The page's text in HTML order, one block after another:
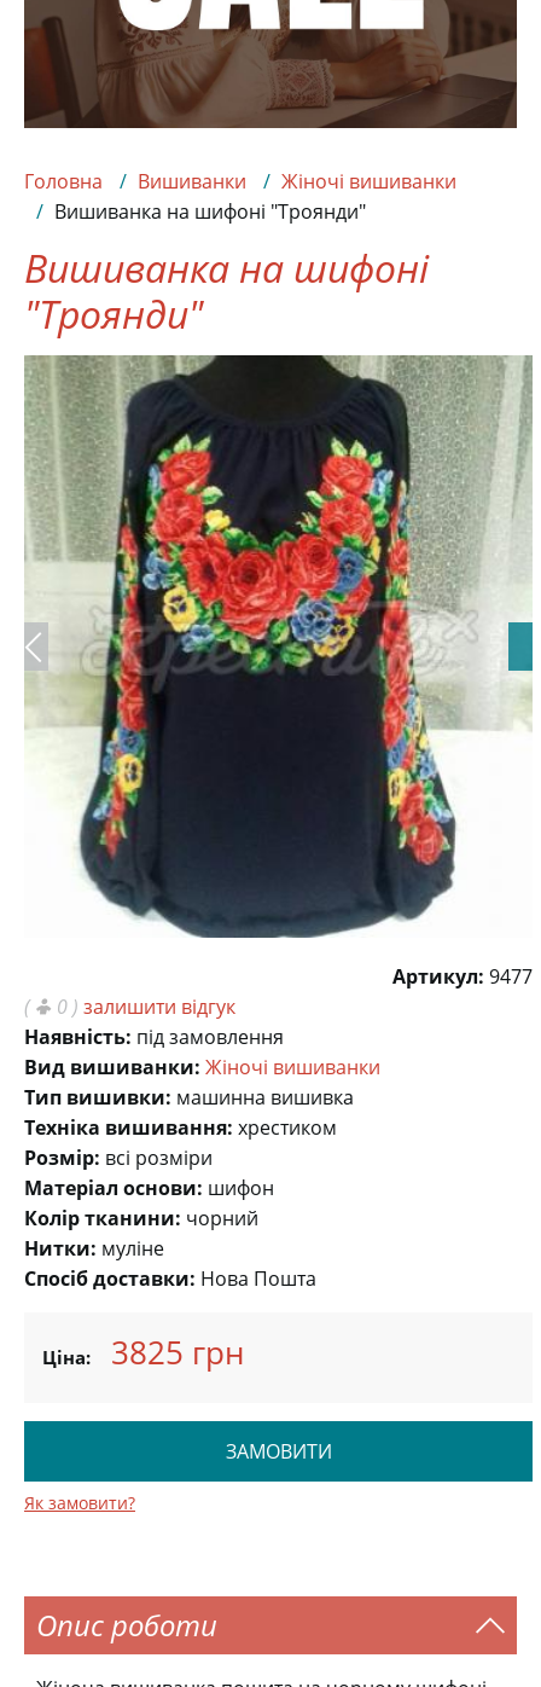
Головна Вишиванки
Жіночі вишиванки
Вишиванка на шифоні "Троянди"
Вишиванка на шифоні
"Троянди"
Артикул: 9477
(
0 ) залишити відгук
Наявність: під замовлення
Вид вишиванки: Жіночі вишиванки
Тип вишивки: машинна вишивка
Техніка вишивання: хрестиком
Розмір: всі розміри
Матеріал основи: шифон
Колір тканини: чорний
Нитки: муліне
Спосіб доставки: Нова Пошта
Ціна: 3825 грн
ЗАМОВИТИ
Як замовити?
Опис роботи